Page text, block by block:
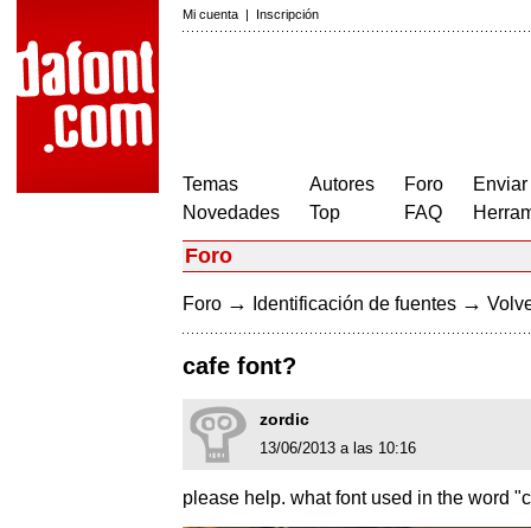
Mi cuenta | Inscripción
Temas
Novedades
Autores
Top
Foro
FAQ
Foro
Foro → Identificación de fuentes →
cafe font?
zordic
13/06/2013 a las 10:16
please help. what font used in the word